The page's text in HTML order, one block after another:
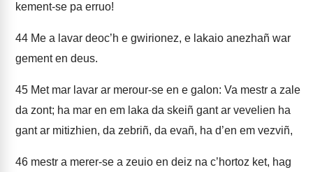
kement-se pa erruo!
44 Me a lavar deoc’h e gwirionez, e lakaio anezhañ war
gement en deus.
45 Met mar lavar ar merour-se en e galon: Va mestr a zale
da zont; ha mar en em laka da skeiñ gant ar vevelien ha
gant ar mitizhien, da zebriñ, da evañ, ha d’en em vezviñ,
46 mestr a merer-se a zeuio en deiz na c’hortoz ket, hag